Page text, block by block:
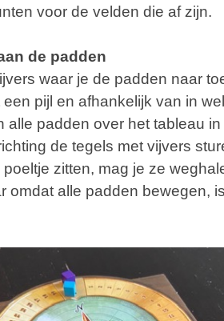
voor de velden die af zijn.
de padden
waar je de padden naar
pijl en afhankelijk van in
alle padden over het tableau
de tegels met vijvers
zitten, mag je ze
omdat alle padden bewegen,